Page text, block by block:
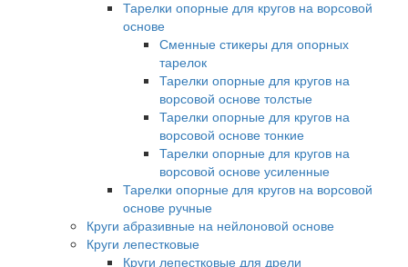
Тарелки опорные для кругов на ворсовой
основе
Сменные стикеры для опорных
тарелок
Тарелки опорные для кругов на
ворсовой основе толстые
Тарелки опорные для кругов на
ворсовой основе тонкие
Тарелки опорные для кругов на
ворсовой основе усиленные
Тарелки опорные для кругов на ворсовой
основе ручные
Круги абразивные на нейлоновой основе
Круги лепестковые
Круги лепестковые для дрели